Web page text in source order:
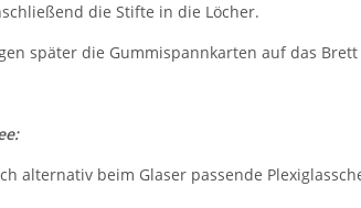
die Stifte in die Löcher.
später die Gummispannkarten auf das
alternativ beim Glaser passende